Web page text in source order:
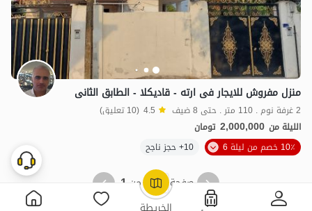
OpenStreetMap
منزل مفروش للایجار فی ارته - قادیکلا - الطابق الثانی
2 غرفة نوم . 110 متر . حتى 8 ضيف 4.5 (10 تعليق)
الليلة من 2,000,000 تومان
10٪ خصم من ليلة 6
10+ حجز ناجح
صفحة 1 من 1